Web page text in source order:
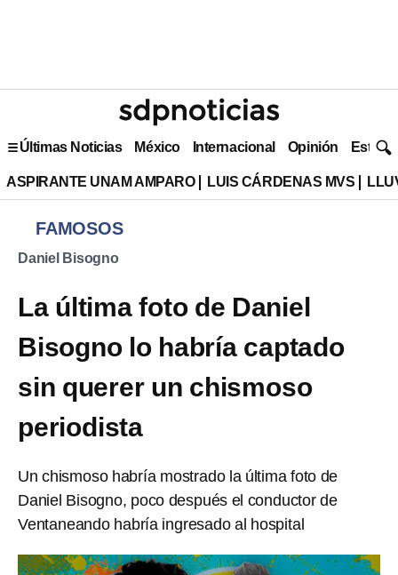
Últimas Noticias México Internacional Opinión Estilo
ASPIRANTE UNAM AMPARO LUIS CÁRDENAS MVS
FAMOSOS
Daniel Bisogno
La última foto de Daniel
Bisogno lo habría captado
sin querer un chismoso
periodista
Un chismoso habría mostrado la última foto de
Daniel Bisogno, poco después el conductor de
Ventaneando habría ingresado al hospital